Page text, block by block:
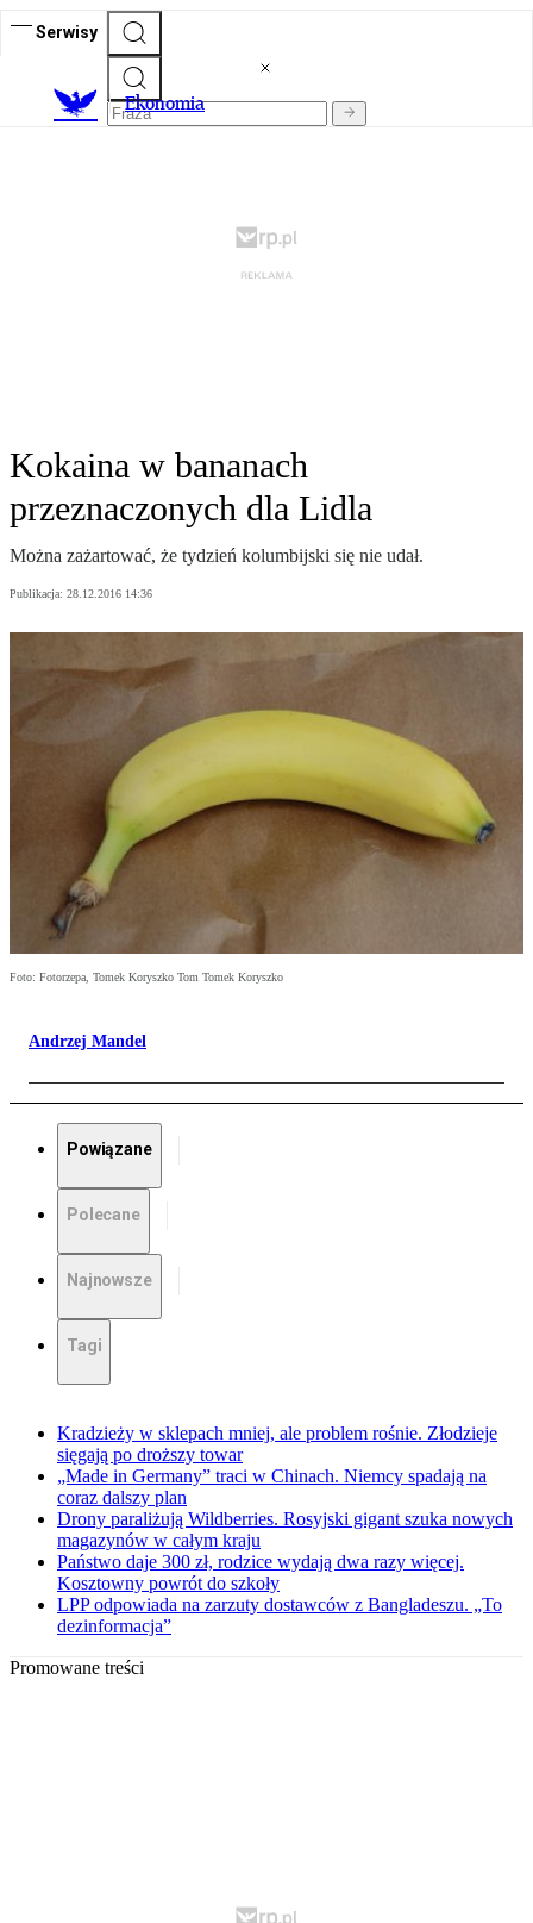
Serwisy
Ekonomia
Kokaina w bananach
przeznaczonych dla Lidla
Można zażartować, że tydzień kolumbijski się nie udał.
Publikacja: 28.12.2016 14:36
Foto: Fotorzepa, Tomek Koryszko Tom Tomek Koryszko
Andrzej Mandel
Powiązane
Polecane
Najnowsze
Tagi
Kradzieży w sklepach mniej, ale problem rośnie. Złodzieje
sięgają po droższy towar
„Made in Germany” traci w Chinach. Niemcy spadają na
coraz dalszy plan
Drony paraliżują Wildberries. Rosyjski gigant szuka nowych
magazynów w całym kraju
Państwo daje 300 zł, rodzice wydają dwa razy więcej.
Kosztowny powrót do szkoły
LPP odpowiada na zarzuty dostawców z Bangladeszu. „To
dezinformacja”
Promowane treści